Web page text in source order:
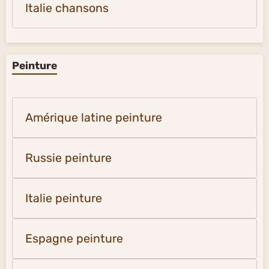
Italie chansons
Peinture
Amérique latine peinture
Russie peinture
Italie peinture
Espagne peinture